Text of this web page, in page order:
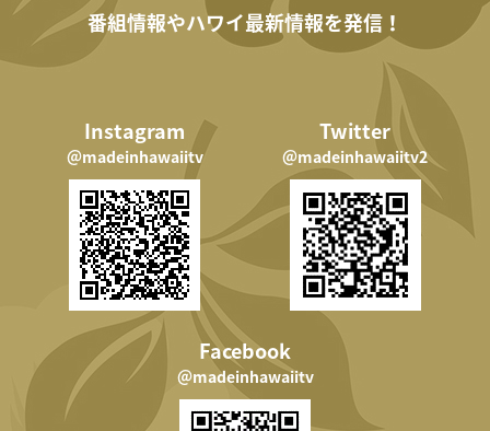
番組情報やハワイ最新情報を発信！
Instagram
＠madeinhawaiitv
Twitter
＠madeinhawaiitv2
Facebook
＠madeinhawaiitv